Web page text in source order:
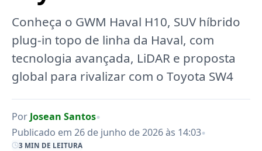
Conheça o GWM Haval H10, SUV híbrido
plug-in topo de linha da Haval, com
tecnologia avançada, LiDAR e proposta
global para rivalizar com o Toyota SW4
Por Josean Santos•
Publicado em 26 de junho de 2026 às 14:03•
3 MIN DE LEITURA